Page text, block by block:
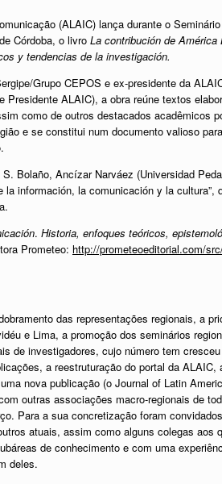
(ALAIC) lança durante o
Córdoba, o livro La contribución de
y tendencias de la investigación.
Grupo CEPOS e ex-presidente da
ALAIC), a obra reúne textos
como de outros destacados acadêmicos
e se constitui num documento valioso
Bolaño, Ancízar Narváez (Universidad
información, la comunicación y la cultura”,
. Historia, enfoques teóricos,
Prometeo: http://prometeoeditorial.com/
das representações regionais, a
e Lima, a promoção dos seminários
de investigadores, cujo número tem
a reestruturação do portal da ALAIC,
nova publicação (o Journal of Latin
outras associações macro-regionais de
Para a sua concretização foram
atuais, assim como alguns colegas aos
de conhecimento e com uma
deles.